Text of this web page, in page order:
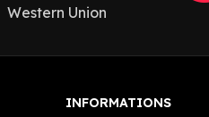
Western Union
INFORMATIONS